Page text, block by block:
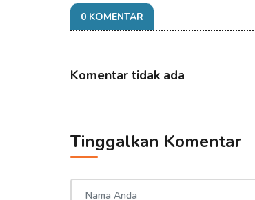
0 KOMENTAR
Komentar tidak ada
Tinggalkan Komentar